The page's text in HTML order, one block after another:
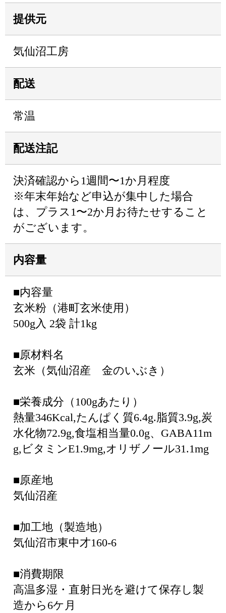
提供元
気仙沼工房
配送
常温
配送注記
決済確認から1週間〜1か月程度
※年末年始など申込が集中した場合
は、プラス1〜2か月お待たせすること
がございます。
内容量
■内容量
玄米粉（港町玄米使用）
500g入 2袋 計1kg
■原材料名
玄米（気仙沼産 金のいぶき）
■栄養成分（100gあたり）
熱量346Kcal,たんぱく質6.4g.脂質3.9g,炭
水化物72.9g,食塩相当量0.0g、GABA11m
g,ビタミンE1.9mg,オリザノール31.1mg
■原産地
気仙沼産
■加工地（製造地）
気仙沼市東中才160-6
■消費期限
高温多湿・直射日光を避けて保存し製
造から6ケ月